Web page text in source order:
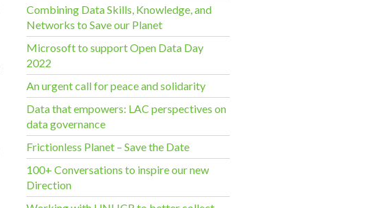
Combining Data Skills, Knowledge, and
Networks to Save our Planet
Microsoft to support Open Data Day
2022
An urgent call for peace and solidarity
Data that empowers: LAC perspectives on
data governance
Frictionless Planet – Save the Date
100+ Conversations to inspire our new
Direction